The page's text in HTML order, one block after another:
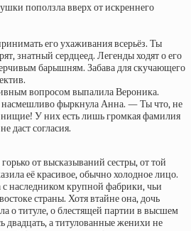
поползла вверх от искреннего
его ухаживания всерьёз. Ты
знатный сердцеед. Легенды ходят о его
барышням. Забава для скучающего
вопросом выпалила Вероника.
фыркнула Анна. — Ты что, не
нищие! У них есть лишь громкая фамилия
даст согласия.
от высказываний сестры, от той
её красивое, обычно холодное лицо.
наследником крупной фабрики, чьи
страны. Хотя втайне она, дочь
о титуле, о блестящей партии в высшем
двадцать, а титулованные женихи не